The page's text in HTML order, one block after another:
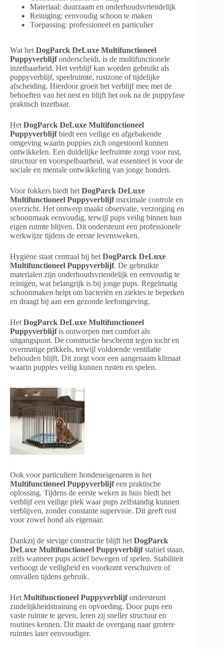
Materiaal: duurzaam en onderhoudsvriendelijk
Reiniging: eenvoudig schoon te maken
Toepassing: professioneel en particulier
Wat het DogParck DeLuxe Multifunctioneel
Puppyverblijfonderscheidt, is de multifunctionele
inzetbaarheid. Het verblijf kan worden gebruikt als
puppyverblijf, speelruimte, rustzone of tijdelijke
afscheiding. Hierdoor groeit het verblijf mee met de
behoeften van het nest en blijft het ook na de puppyfase
praktisch inzetbaar.
Het DogParck DeLuxe Multifunctioneel
Puppyverblijfbiedt een veilige en afgebakende
omgeving waarin puppies zich ongestoord kunnen
ontwikkelen. Een duidelijke leefruimte zorgt voor rust,
structuur en voorspelbaarheid, wat essentieel is voor de
sociale en mentale ontwikkeling van jonge honden.
Voor fokkers biedt het DogParck DeLuxe
Multifunctioneel Puppyverblijfmaximale controle en
overzicht. Het ontwerp maakt observatie, verzorging en
schoonmaak eenvoudig, terwijl pups veilig binnen hun
eigen ruimte blijven. Dit ondersteunt een professionele
werkwijze tijdens de eerste levensweken.
Hygiëne staat centraal bij het DogParck DeLuxe
Multifunctioneel Puppyverblijf. De gebruikte
materialen zijn onderhoudsvriendelijk en eenvoudig te
reinigen, wat belangrijk is bij jonge pups. Regelmatig
schoonmaken helpt om bacteriën en ziektes te beperken
en draagt bij aan een gezonde leefomgeving.
Het DogParck DeLuxe Multifunctioneel
Puppyverblijfis ontworpen met comfort als
uitgangspunt. De constructie beschermt tegen tocht en
overmatige prikkels, terwijl voldoende ventilatie
behouden blijft. Dit zorgt voor een aangenaam klimaat
waarin puppies veilig kunnen rusten en spelen.
Ook voor particuliere hondeneigenaren is het
Multifunctioneel Puppyverblijfeen praktische
oplossing. Tijdens de eerste weken in huis biedt het
verblijf een veilige plek waar pups zelfstandig kunnen
verblijven, zonder constante supervisie. Dit geeft rust
voor zowel hond als eigenaar.
Dankzij de stevige constructie blijft het DogParck
DeLuxe Multifunctioneel Puppyverblijfstabiel staan,
zelfs wanneer pups actief bewegen of spelen. Stabiliteit
verhoogt de veiligheid en voorkomt verschuiven of
omvallen tijdens gebruik.
Het Multifunctioneel Puppyverblijfondersteunt
zindelijkheidstraining en opvoeding. Door pups een
vaste ruimte te geven, leren zij sneller structuur en
routines kennen. Dit maakt de overgang naar grotere
ruimtes later eenvoudiger.